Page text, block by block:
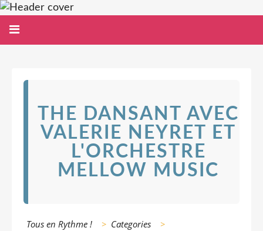
THE DANSANT AVEC
VALERIE NEYRET ET
L'ORCHESTRE
MELLOW MUSIC
Tous en Rythme ! > Categories
>